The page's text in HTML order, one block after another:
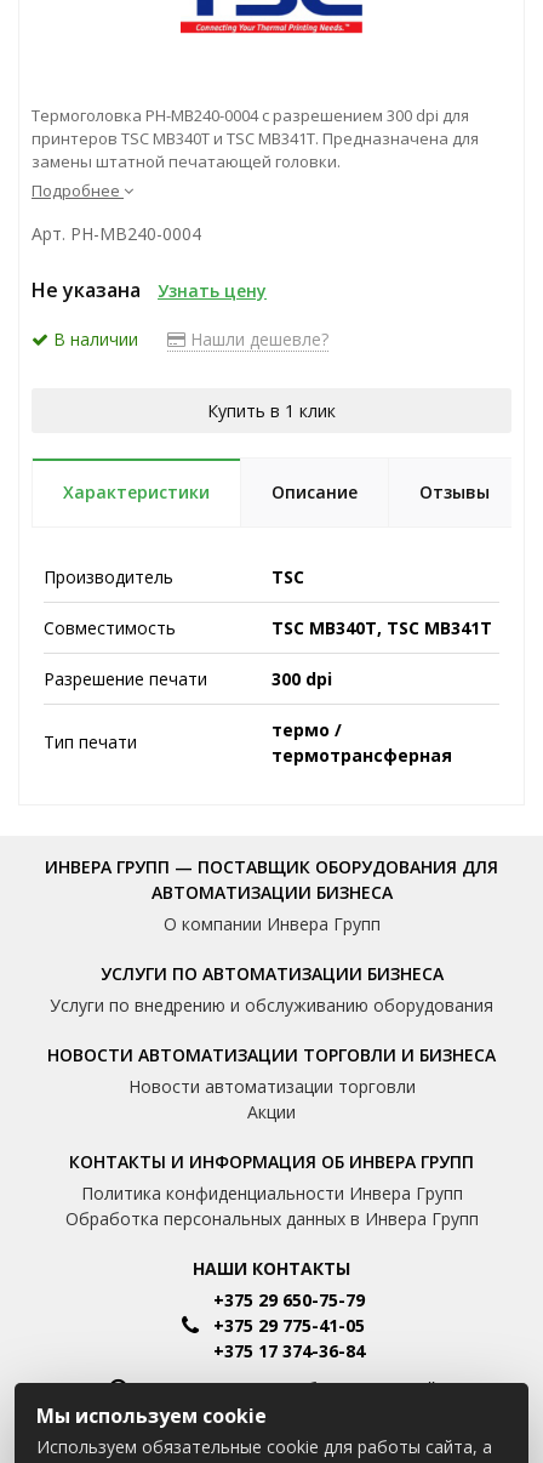
Термоголовка PH-MB240-0004 с разрешением 300 dpi для
принтеров TSC MB340T и TSC MB341T. Предназначена для
замены штатной печатающей головки.
Подробнее
Арт. PH-MB240-0004
Не указана Узнать цену
В наличии Нашли дешевле?
Купить в 1 клик
Характеристики Описание Отзывы
Производитель TSC
Совместимость TSC MB340T, TSC MB341T
Разрешение печати 300 dpi
Тип печати
термо /
термотрансферная
ИНВЕРА ГРУПП — ПОСТАВЩИК ОБОРУДОВАНИЯ ДЛЯ
АВТОМАТИЗАЦИИ БИЗНЕСА
О компании Инвера Групп
УСЛУГИ ПО АВТОМАТИЗАЦИИ БИЗНЕСА
Услуги по внедрению и обслуживанию оборудования
НОВОСТИ АВТОМАТИЗАЦИИ ТОРГОВЛИ И БИЗНЕСА
Новости автоматизации торговли
Акции
КОНТАКТЫ И ИНФОРМАЦИЯ ОБ ИНВЕРА ГРУПП
Политика конфиденциальности Инвера Групп
Обработка персональных данных в Инвера Групп
НАШИ КОНТАКТЫ
+375 29 650-75-79
+375 29 775-41-05
+375 17 374-36-84
Пн-Пт: 8.00 - 16.00 Сб-Вс: Выходной
Минск, Шафарнянская улица, 11
Мы используем cookie
Используем обязательные cookie для работы сайта, а